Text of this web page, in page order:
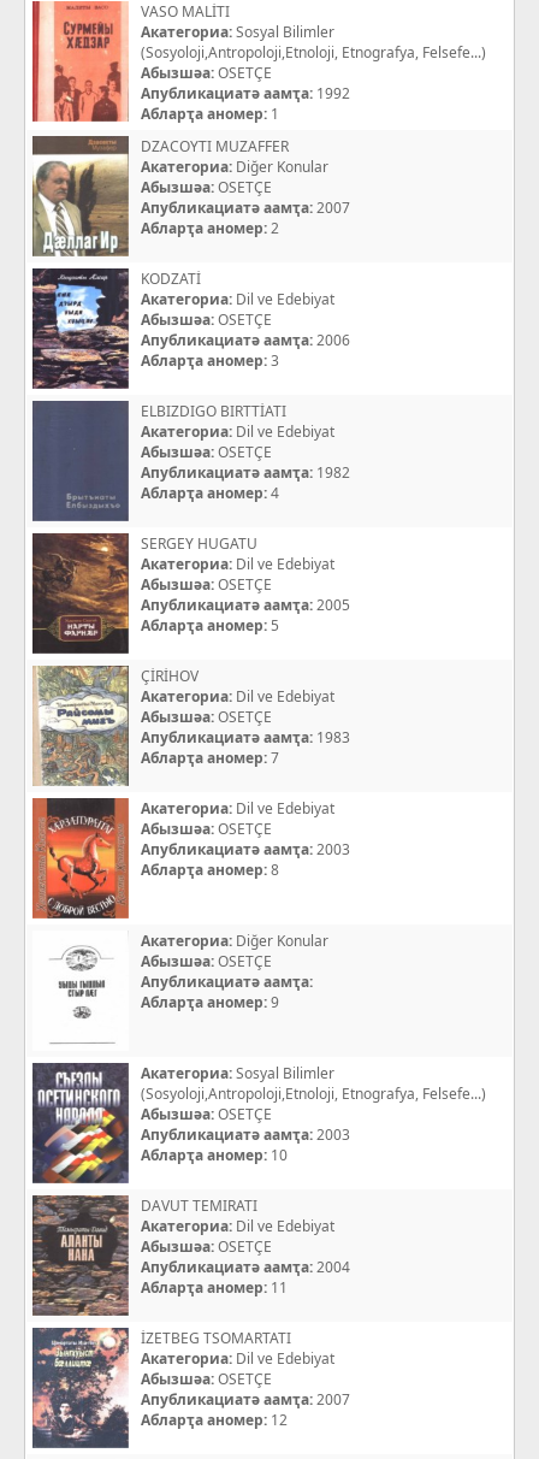
VASO MALİTI
Акатегориа:Sosyal Bilimler
(Sosyoloji,Antropoloji,Etnoloji, Etnografya, Felsefe...)
Абызшәа:OSETÇE
Апубликациатә аамҭа: 1992
Абларҭа аномер: 1
DZACOYTI MUZAFFER
Акатегориа: Diğer Konular
Абызшәа:OSETÇE
Апубликациатә аамҭа:2007
Абларҭа аномер:2
KODZATİ
Акатегориа: Dil ve Edebiyat
Абызшәа:OSETÇE
Апубликациатә аамҭа:2006
Абларҭа аномер:3
ELBIZDIGO BIRTTİATI
Акатегориа: Dil ve Edebiyat
Абызшәа:OSETÇE
Апубликациатә аамҭа: 1982
Абларҭа аномер:4
SERGEY HUGATU
Акатегориа: Dil ve Edebiyat
Абызшәа:OSETÇE
Апубликациатә аамҭа:2005
Абларҭа аномер: 5
ÇİRİHOV
Акатегориа: Dil ve Edebiyat
Абызшәа:OSETÇE
Апубликациатә аамҭа: 1983
Абларҭа аномер:7
Акатегориа: Dil ve Edebiyat
Абызшәа:OSETÇE
Апубликациатә аамҭа:2003
Абларҭа аномер:8
Акатегориа: Diğer Konular
Абызшәа:OSETÇE
Апубликациатә аамҭа:
Абларҭа аномер:9
Акатегориа:Sosyal Bilimler
(Sosyoloji,Antropoloji,Etnoloji, Etnografya, Felsefe...)
Абызшәа:OSETÇE
Апубликациатә аамҭа:2003
Абларҭа аномер: 10
DAVUT TEMIRATI
Акатегориа: Dil ve Edebiyat
Абызшәа:OSETÇE
Апубликациатә аамҭа:2004
Абларҭа аномер: 11
İZETBEG TSOMARTATI
Акатегориа: Dil ve Edebiyat
Абызшәа:OSETÇE
Апубликациатә аамҭа:2007
Абларҭа аномер: 12